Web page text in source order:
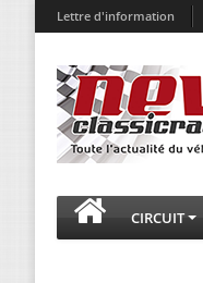
Lettre d'information
CIRCUIT